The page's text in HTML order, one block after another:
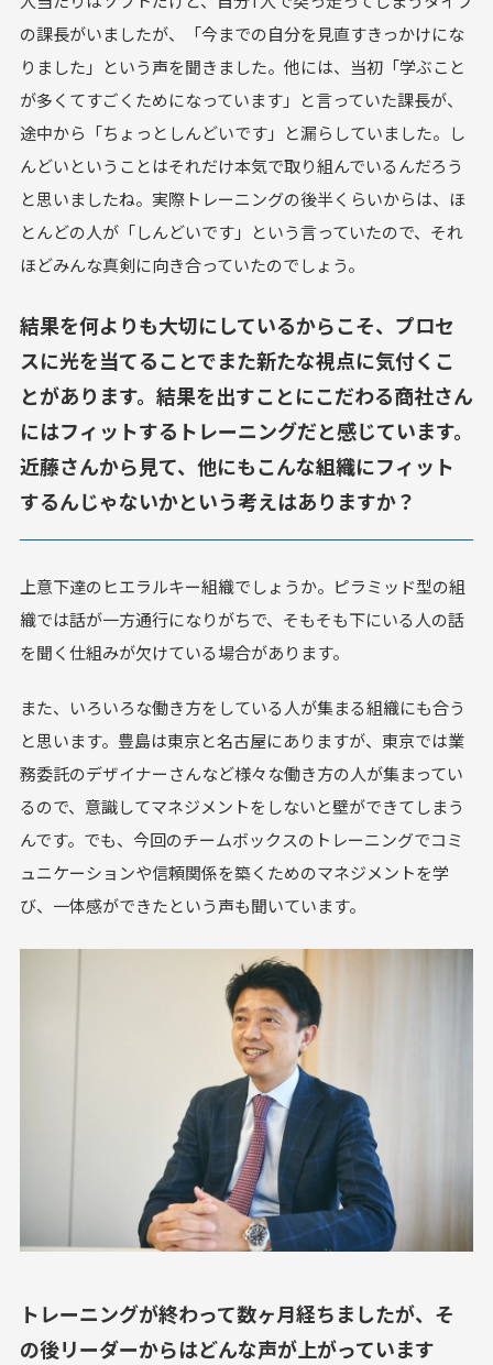
の課長がいましたが、「今までの自分を見直すきっかけにな
りました」という声を聞きました。他には、当初「学ぶこと
が多くてすごくためになっています」と言っていた課長が、
途中から「ちょっとしんどいです」と漏らしていました。し
んどいということはそれだけ本気で取り組んでいるんだろう
と思いましたね。実際トレーニングの後半くらいからは、ほ
とんどの人が「しんどいです」という言っていたので、それ
ほどみんな真剣に向き合っていたのでしょう。
結果を何よりも大切にしているからこそ、プロセ
スに光を当てることでまた新たな視点に気付くこ
とがあります。結果を出すことにこだわる商社さん
にはフィットするトレーニングだと感じています。
近藤さんから見て、他にもこんな組織にフィット
するんじゃないかという考えはありますか？
上意下達のヒエラルキー組織でしょうか。ピラミッド型の組
織では話が一方通行になりがちで、そもそも下にいる人の話
を聞く仕組みが欠けている場合があります。
また、いろいろな働き方をしている人が集まる組織にも合う
と思います。豊島は東京と名古屋にありますが、東京では業
務委託のデザイナーさんなど様々な働き方の人が集まってい
るので、意識してマネジメントをしないと壁ができてしまう
んです。でも、今回のチームボックスのトレーニングでコミ
ュニケーションや信頼関係を築くためのマネジメントを学
び、一体感ができたという声も聞いています。
トレーニングが終わって数ヶ月経ちましたが、そ
の後リーダーからはどんな声が上がっています